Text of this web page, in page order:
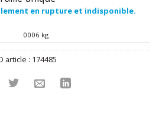
en rupture et indisponible.
0006 kg
article : 174485